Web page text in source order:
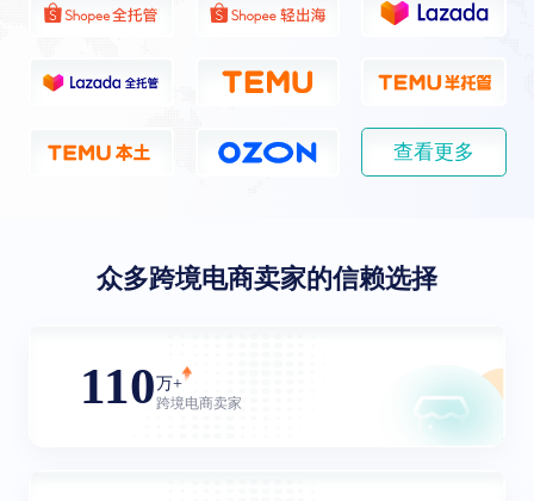
查看更多
众多跨境电商卖家的信赖选择
110万+
跨境电商卖家